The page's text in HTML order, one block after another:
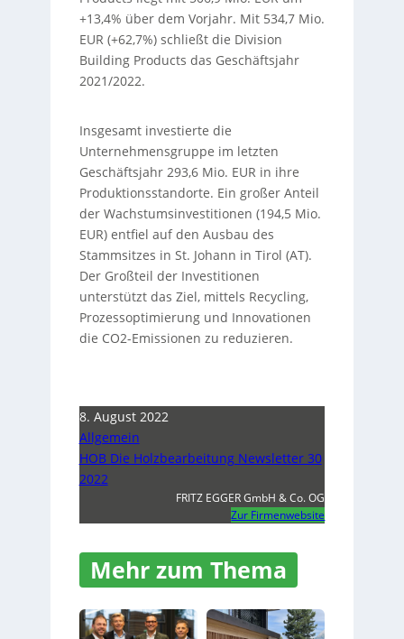
+13,4% über dem Vorjahr. Mit 534,7 Mio.
EUR (+62,7%) schließt die Division
Building Products das Geschäftsjahr
2021/2022.
Insgesamt investierte die
Unternehmensgruppe im letzten
Geschäftsjahr 293,6 Mio. EUR in ihre
Produktionsstandorte. Ein großer Anteil
der Wachstumsinvestitionen (194,5 Mio.
EUR) entfiel auf den Ausbau des
Stammsitzes in St. Johann in Tirol (AT).
Der Großteil der Investitionen
unterstützt das Ziel, mittels Recycling,
Prozessoptimierung und Innovationen
die CO2-Emissionen zu reduzieren.
8. August 2022
Allgemein
HOB Die Holzbearbeitung Newsletter 30
2022
FRITZ EGGER GmbH & Co. OG
Zur Firmenwebsite
Mehr zum Thema